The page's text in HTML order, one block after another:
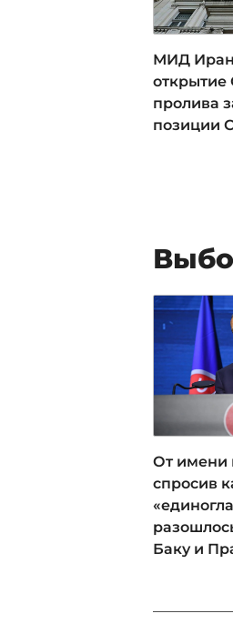
МИД
открытие
пролива
позиции
От имени
спросив
Баку и